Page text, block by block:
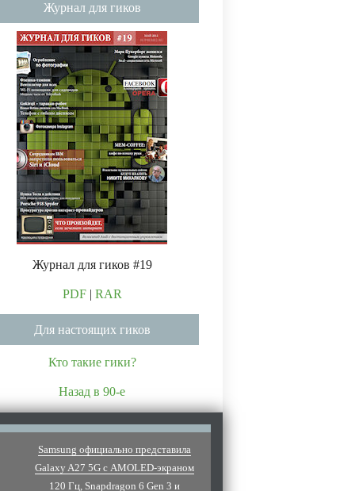
Журнал для гиков
Журнал для гиков #19
PDF| RAR
Для настоящих гиков
Кто такие гики?
Назад в 90-е
Samsung официально представила
Galaxy A27 5G с AMOLED-экраном
120 Гц, Snapdragon 6 Gen 3 и